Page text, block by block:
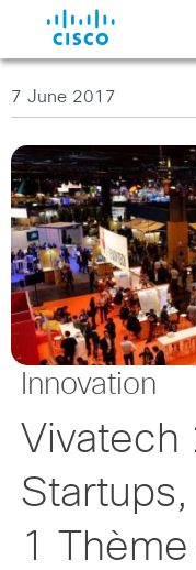
7 June 2017
Innovation
1